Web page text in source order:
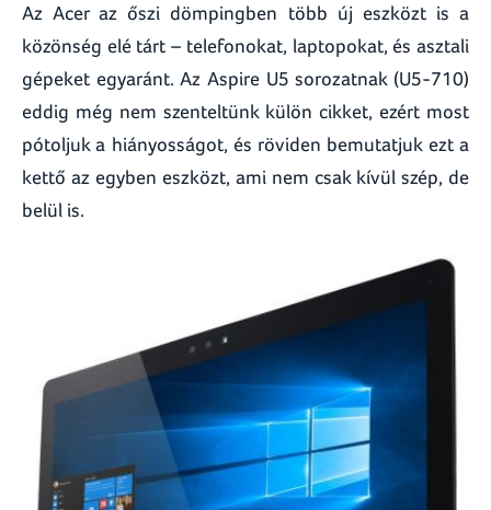
Az Acer az őszi dömpingben több új eszközt is a
közönség elé tárt – telefonokat, laptopokat, és asztali
gépeket egyaránt. Az Aspire U5 sorozatnak (U5-710)
eddig még nem szenteltünk külön cikket, ezért most
pótoljuk a hiányosságot, és röviden bemutatjuk ezt a
kettő az egyben eszközt, ami nem csak kívül szép, de
belül is.